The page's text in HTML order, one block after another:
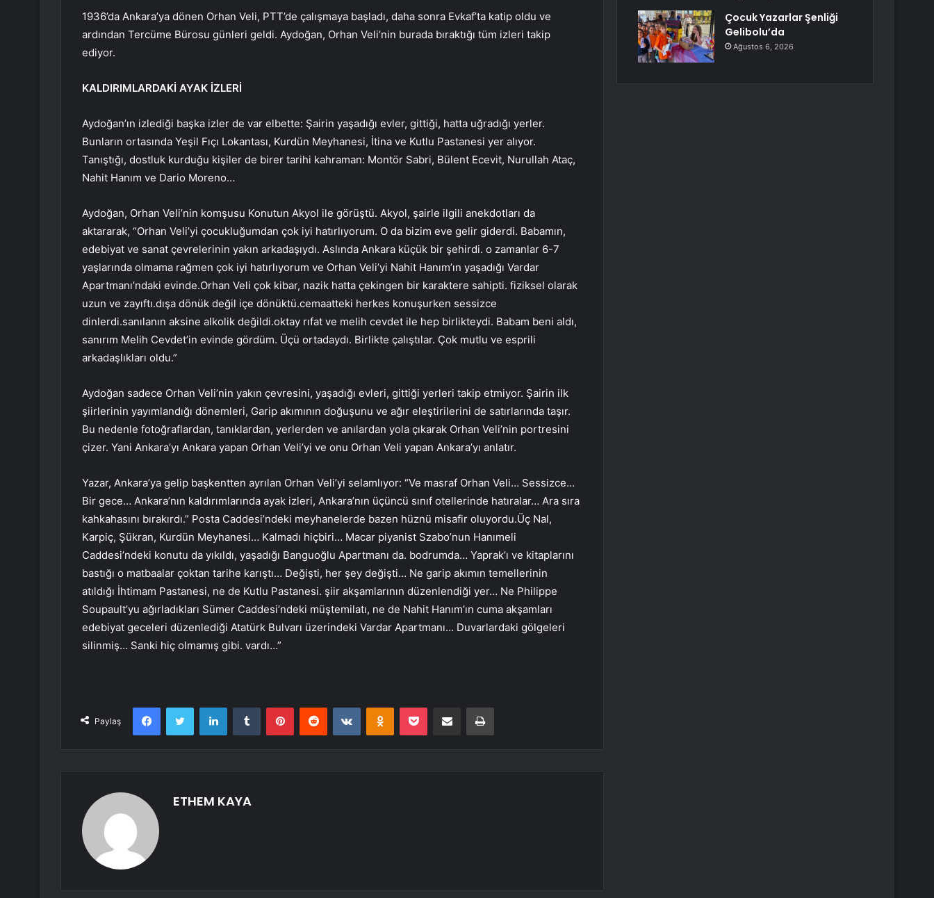
1936’da Ankara’ya dönen Orhan Veli, PTT’de çalışmaya başladı, daha sonra Evkaf’ta katip oldu ve
ardından Tercüme Bürosu günleri geldi. Aydoğan, Orhan Veli’nin burada bıraktığı tüm izleri takip
ediyor.
KALDIRIMLARDAKİ AYAK İZLERİ
Aydoğan’ın izlediği başka izler de var elbette: Şairin yaşadığı evler, gittiği, hatta uğradığı yerler.
Bunların ortasında Yeşil Fıçı Lokantası, Kurdün Meyhanesi, İtina ve Kutlu Pastanesi yer alıyor.
Tanıştığı, dostluk kurduğu kişiler de birer tarihi kahraman: Montör Sabri, Bülent Ecevit, Nurullah Ataç,
Nahit Hanım ve Dario Moreno…
Aydoğan, Orhan Veli’nin komşusu Konutun Akyol ile görüştü. Akyol, şairle ilgili anekdotları da
aktararak, “Orhan Veli’yi çocukluğumdan çok iyi hatırlıyorum. O da bizim eve gelir giderdi. Babamın,
edebiyat ve sanat çevrelerinin yakın arkadaşıydı. Aslında Ankara küçük bir şehirdi. o zamanlar 6-7
yaşlarında olmama rağmen çok iyi hatırlıyorum ve Orhan Veli’yi Nahit Hanım’ın yaşadığı Vardar
Apartmanı’ndaki evinde.Orhan Veli çok kibar, nazik hatta çekingen bir karaktere sahipti. fiziksel olarak
uzun ve zayıftı.dışa dönük değil içe dönüktü.cemaatteki herkes konuşurken sessizce
dinlerdi.sanılanın aksine alkolik değildi.oktay rıfat ve melih cevdet ile hep birlikteydi. Babam beni aldı,
sanırım Melih Cevdet’in evinde gördüm. Üçü ortadaydı. Birlikte çalıştılar. Çok mutlu ve esprili
arkadaşlıkları oldu.”
Aydoğan sadece Orhan Veli’nin yakın çevresini, yaşadığı evleri, gittiği yerleri takip etmiyor. Şairin ilk
şiirlerinin yayımlandığı dönemleri, Garip akımının doğuşunu ve ağır eleştirilerini de satırlarında taşır.
Bu nedenle fotoğraflardan, tanıklardan, yerlerden ve anılardan yola çıkarak Orhan Veli’nin portresini
çizer. Yani Ankara’yı Ankara yapan Orhan Veli’yi ve onu Orhan Veli yapan Ankara’yı anlatır.
Yazar, Ankara’ya gelip başkentten ayrılan Orhan Veli’yi selamlıyor: “Ve masraf Orhan Veli… Sessizce…
Bir gece… Ankara’nın kaldırımlarında ayak izleri, Ankara’nın üçüncü sınıf otellerinde hatıralar… Ara sıra
kahkahasını bırakırdı.” Posta Caddesi’ndeki meyhanelerde bazen hüznü misafir oluyordu.Üç Nal,
Karpiç, Şükran, Kurdün Meyhanesi… Kalmadı hiçbiri… Macar piyanist Szabo’nun Hanımeli
Caddesi’ndeki konutu da yıkıldı, yaşadığı Banguoğlu Apartmanı da. bodrumda… Yaprak’ı ve kitaplarını
bastığı o matbaalar çoktan tarihe karıştı… Değişti, her şey değişti… Ne garip akımın temellerinin
atıldığı İhtimam Pastanesi, ne de Kutlu Pastanesi. şiir akşamlarının düzenlendiği yer… Ne Philippe
Soupault’yu ağırladıkları Sümer Caddesi’ndeki müştemilatı, ne de Nahit Hanım’ın cuma akşamları
edebiyat geceleri düzenlediği Atatürk Bulvarı üzerindeki Vardar Apartmanı… Duvarlardaki gölgeleri
silinmiş… Sanki hiç olmamış gibi. vardı…”
Paylaş
FacebookTwitter LinkedInTumblr PinterestReddit VKontakteOdnoklassniki
Pocket E-Posta ile paylaş Yazdır
ETHEM KAYA
Çocuk Yazarlar Şenliği
Gelibolu’da
Ağustos 6, 2026